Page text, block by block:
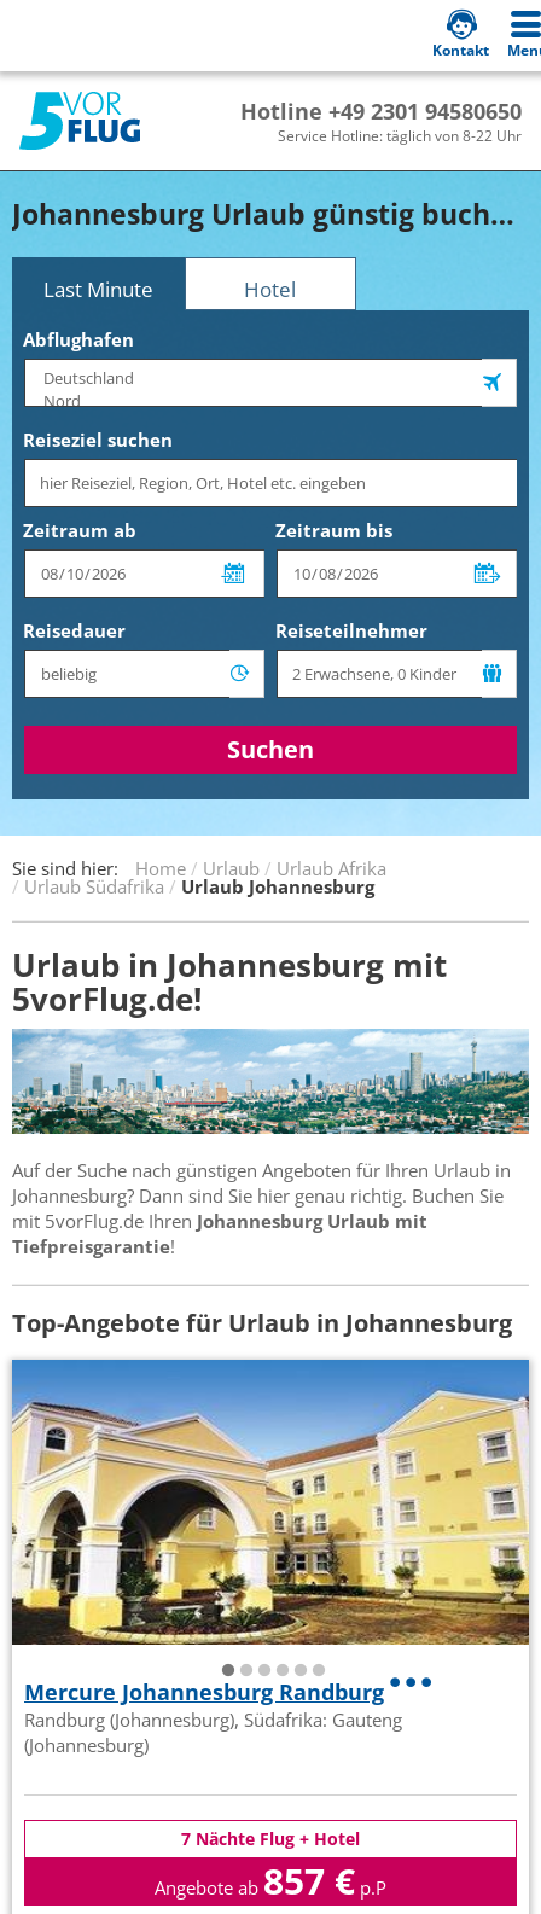
Hotline +49 2301 94580650
Service Hotline: täglich von 8-22 Uhr
Kontakt
Johannesburg Urlaub günstig buchen!
Last Minute Hotel
Abflughafen
Reiseziel suchen
Zeitraum ab Zeitraum bis
Reisedauer Reiseteilnehmer
Suchen
Sie sind hier: Home Urlaub Urlaub Afrika
Urlaub Südafrika Urlaub Johannesburg
Urlaub in Johannesburg mit
5vorFlug.de!
Auf der Suche nach günstigen Angeboten für Ihren Urlaub in
Johannesburg? Dann sind Sie hier genau richtig. Buchen Sie
mit 5vorFlug.de Ihren Johannesburg Urlaub mit
Tiefpreisgarantie!
Top-Angebote für Urlaub in Johannesburg
Mercure Johannesburg Randburg
Randburg (Johannesburg), Südafrika: Gauteng
(Johannesburg)
7 Nächte Flug + Hotel
Angebote ab 857 € p.P